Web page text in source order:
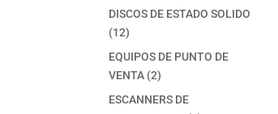
productos
DISCOS DE ESTADO SOLIDO
1212
productos
EQUIPOS DE PUNTO DE
VENTA 22
productos
ESCANNERS DE